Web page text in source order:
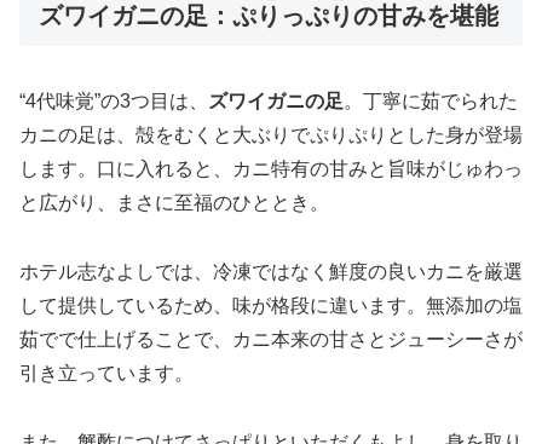
ズワイガニの足：ぷりっぷりの甘みを堪能
“4代味覚”の3つ目は、 ズワイガニの足 。丁寧に茹でられた
カニの足は、殻をむくと大ぶりでぷりぷりとした身が登場
します。口に入れると、カニ特有の甘みと旨味がじゅわっ
と広がり、まさに至福のひととき。
ホテル志なよしでは、冷凍ではなく鮮度の良いカニを厳選
して提供しているため、味が格段に違います。無添加の塩
茹でで仕上げることで、カニ本来の甘さとジューシーさが
引き立っています。